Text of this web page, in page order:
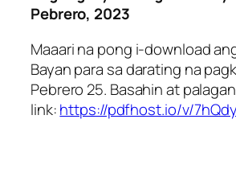
Pebrero, 2023
Maaari na pong i-download
Bayan para sa darating na
Pebrero 25. Basahin at
link:https://pdfhost.io/v/